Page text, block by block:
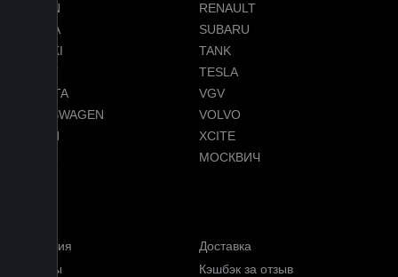
RAVON
RENAULT
SKODA
SUBARU
SUZUKI
TANK
TENET
TESLA
TOYOTA
VGV
VOLKSWAGEN
VOLVO
VOYAH
XCITE
МОСКВИЧ
Гарантия
Доставка
Отзывы
Кэшбэк за отзыв